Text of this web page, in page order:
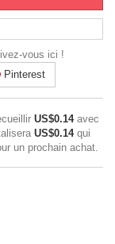
vous ici !
Pinterest
US$0.14avec
US$0.14qui
un prochain achat.